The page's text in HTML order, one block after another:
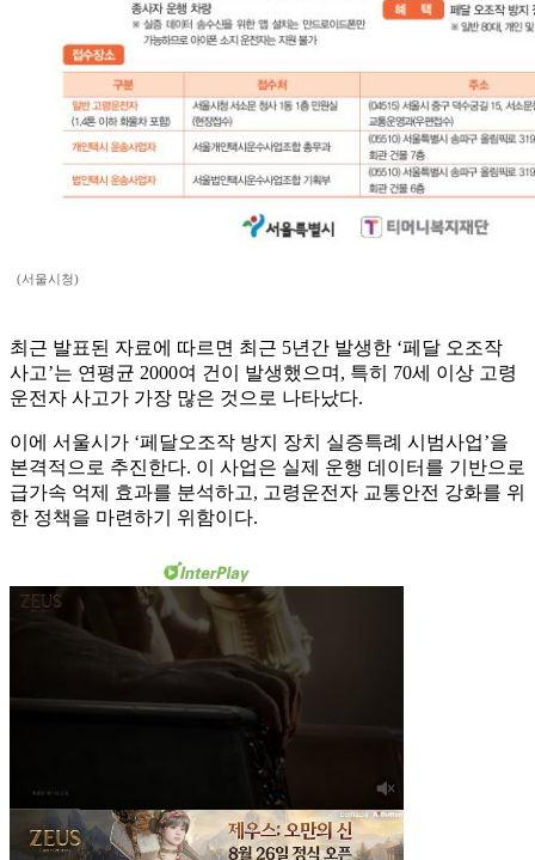
(서울시청)
최근 발표된 자료에 따르면 최근 5년간 발생한 ‘페달 오조작
사고’는 연평균 2000여 건이 발생했으며, 특히 70세 이상 고령
운전자 사고가 가장 많은 것으로 나타났다.
이에 서울시가 ‘페달오조작 방지 장치 실증특례 시범사업’을
본격적으로 추진한다. 이 사업은 실제 운행 데이터를 기반으로
급가속 억제 효과를 분석하고, 고령운전자 교통안전 강화를 위
한 정책을 마련하기 위함이다.